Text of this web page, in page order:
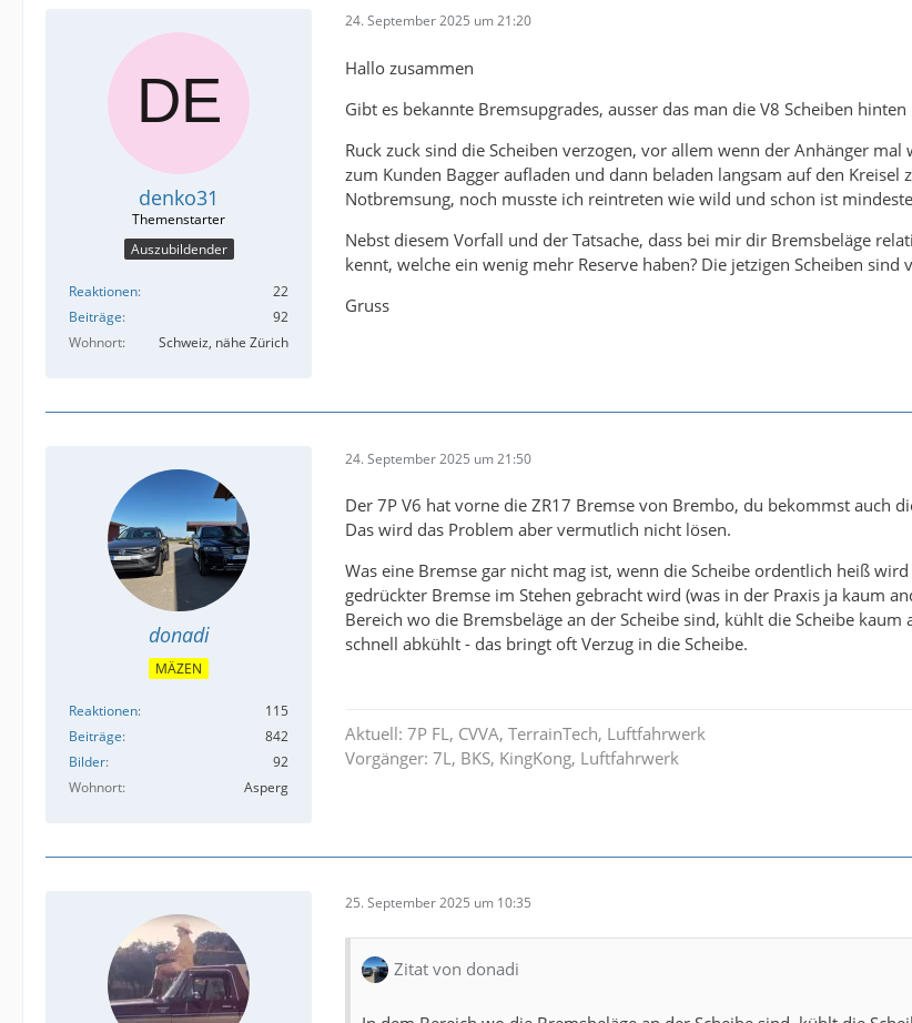
denko31
Auszubildender
Reaktionen
22
Beiträge
92
Wohnort
Schweiz, nähe Zürich
24. September 2025 um 21:20
Hallo zusammen
Gibt es bekannte Bremsupgrades, ausser das man die V8 Scheiben hinten
Ruck zuck sind die Scheiben verzogen, vor allem wenn der Anhänger
zum Kunden Bagger aufladen und dann beladen langsam auf den
Notbremsung, noch musste ich reintreten wie wild und schon ist
Nebst diesem Vorfall und der Tatsache, dass bei mir dir Bremsbeläge
kennt, welche ein wenig mehr Reserve haben? Die jetzigen Scheiben
Gruss
donadi
MÄZEN
Reaktionen
115
Beiträge
842
Bilder
92
Wohnort
Asperg
24. September 2025 um 21:50
Der 7P V6 hat vorne die ZR17 Bremse von Brembo, du bekommst auch
Das wird das Problem aber vermutlich nicht lösen.
Was eine Bremse gar nicht mag ist, wenn die Scheibe ordentlich heiß
gedrückter Bremse im Stehen gebracht wird (was in der Praxis ja kaum
Bereich wo die Bremsbeläge an der Scheibe sind, kühlt die Scheibe
schnell abkühlt - das bringt oft Verzug in die Scheibe.
Aktuell: 7P FL, CVVA, TerrainTech, Luftfahrwerk
Vorgänger: 7L, BKS, KingKong, Luftfahrwerk
25. September 2025 um 10:35
Zitat von donadi